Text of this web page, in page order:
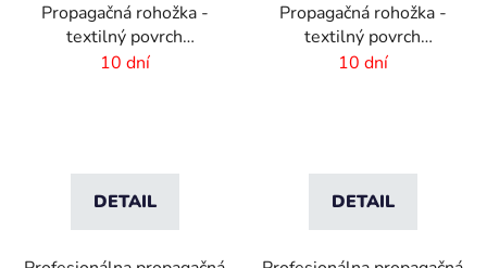
Propagačná rohožka -
textilný povrch
-115x180 cm
10 dní
DETAIL
Propagačná rohožka -
textilný povrch
-75x50cm
10 dní
DETAIL